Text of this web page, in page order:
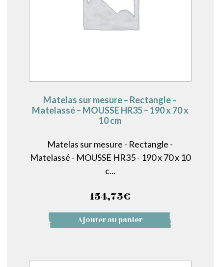
Matelas sur mesure – Rectangle –
Matelassé – MOUSSE HR35 – 190 x 70 x
10 cm
Matelas sur mesure - Rectangle -
Matelassé - MOUSSE HR35 - 190 x 70 x 10
c...
154,75€
Ajouter au panier